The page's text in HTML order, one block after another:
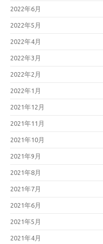
2022年6月
2022年5月
2022年4月
2022年3月
2022年2月
2022年1月
2021年12月
2021年11月
2021年10月
2021年9月
2021年8月
2021年7月
2021年6月
2021年5月
2021年4月